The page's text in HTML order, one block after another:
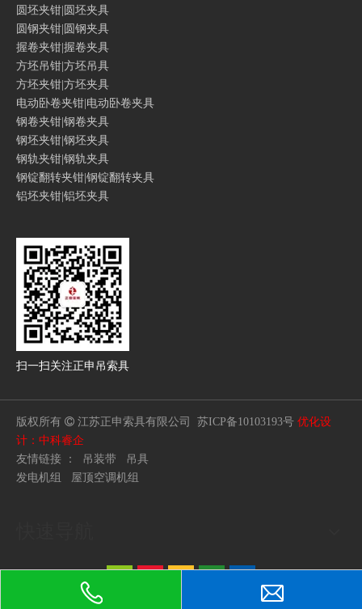
圆坯夹钳|圆坯夹具
圆钢夹钳|圆钢夹具
握卷夹钳|握卷夹具
方坯吊钳|方坯吊具
方坯夹钳|方坯夹具
电动卧卷夹钳|电动卧卷夹具
钢卷夹钳|钢卷夹具
钢坯夹钳|钢坯夹具
钢轨夹钳|钢轨夹具
钢锭翻转夹钳|钢锭翻转夹具
铝坯夹钳|铝坯夹具
扫一扫 关注正申吊索具
版权所有  江苏正申索具有限公司 苏ICP备10103193号 优化设
计：中科睿企
友情链接 ： 吊装带
吊具
发电机组
屋顶空调机组